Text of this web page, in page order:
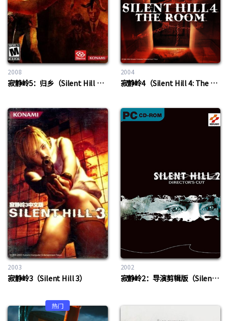
2008
寂静岭5：归乡（Silent Hill 5: Homecoming）
2004
寂静岭4（Silent Hill 4: The Room）
2003
寂静岭3（Silent Hill 3）
2002
寂静岭2：导演剪辑版（Silent Hill 2：Director Cut）
热门